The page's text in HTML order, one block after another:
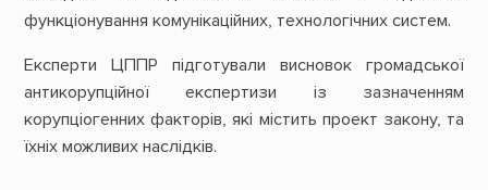
функціонування комунікаційних, технологічних систем.
Експерти ЦППР підготували висновок громадської
антикорупційної експертизи із зазначенням
корупціогенних факторів, які містить проект закону, та
їхніх можливих наслідків.